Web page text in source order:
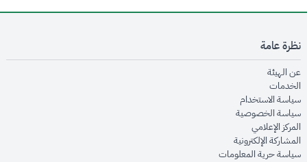
نظرة عامة
عن الهيئةopens in new window
الخدماتopens in new window
سياسة الاستخدام
سياسة الخصوصيةopens in new window
المركز الإعلاميopens in new window
المشاركة الإلكترونيةopens in new window
سياسة حرية المعلوماتopens in new window